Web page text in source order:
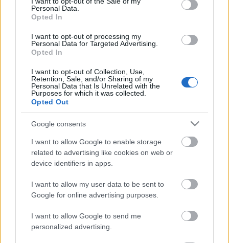
Personal Data.
Opted In
I want to opt-out of processing my
Personal Data for Targeted Advertising.
Opted In
I want to opt-out of Collection, Use,
Retention, Sale, and/or Sharing of my
Personal Data that Is Unrelated with the
Purposes for which it was collected.
Opted Out
Google consents
I want to allow Google to enable storage
related to advertising like cookies on web or
device identifiers in apps.
I want to allow my user data to be sent to
Google for online advertising purposes.
I want to allow Google to send me
personalized advertising.
Korábban amellett érveltem, hogy az emberiség
történelmének új, poszt-indusztriális szakaszába
lépett, s megpróbáltam körülírni ezt a társadalmi
formációt (némi kitekintéssel Magyarország
helyzetére és szerepére). Most elsősorban a jövővel
kapcsolatos kilátásokat…